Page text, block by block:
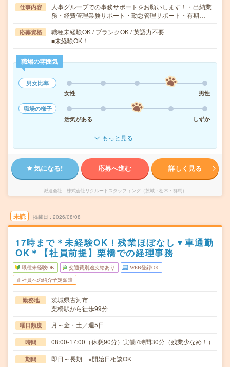
仕事内容
人事グループでの事務サポートをお願いします！・出納業
務・経費管理業務サポート・勤怠管理サポート・有期…
応募資格
職種未経験OK / ブランクOK / 英語力不要
■未経験OK！
職場の雰囲気
男女比率
女性
男性
職場の様子
活気がある
しずか
もっと見る
気になる! 応募へ進む 詳しく見る
派遣会社 株式会社リクルートスタッフィング（茨城・栃木・群馬）
未読 掲載日 2026/08/08
17時まで＊未経験OK！残業ほぼなし▼車通勤
OK＊【社員前提】栗橋での経理事務
職種未経験OK 交通費別途支給あり WEB登録OK
正社員への紹介予定派遣
勤務地
茨城県古河市
栗橋駅から徒歩99分
曜日頻度 月～金・土／週5日
時間 08:00-17:00（休憩90分）実働7時間30分（残業少なめ！）
期間 即日～長期 ※開始日相談OK